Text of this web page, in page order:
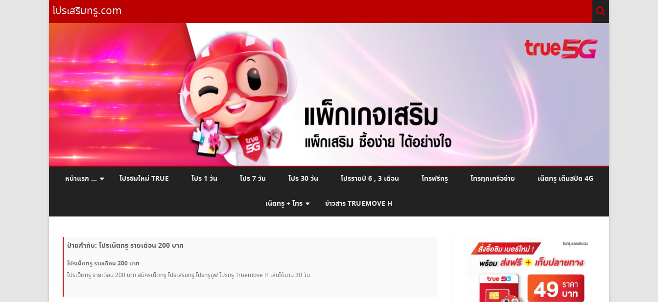
โปรเสริมทรู.com
Skip
หน้าแรก … โปรซิมใหม่ TRUE โปร 1 วัน โปร 7 วัน โปร 30 วัน โปรรายปี 6 , 3 เดือน โทรฟรีทรู โทรทุกเครือข่าย เน็ตทรู เต็มสปีด 4G
เน็ตทรู + โทร
X 4
ข่าวสาร TRUEMOVE H
ป้ายกำกับ: โปรเน็ตทรู รายเดือน 200 บาท
โปรเน็ตทรู รายเดือน 200 บาท
โปรเน็ตทรู รายเดือน 200 บาท สมัครเน็ตทรู โปรเสริมทรู โปรทรูมูฟ โปรทรู Truemove H เล่นได้นาน 30 วัน